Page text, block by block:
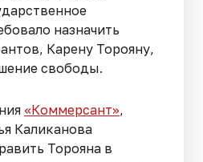
назначить
Карену Торояну,
свободы.
«Коммерсант»,
Каликанова
Торояна в